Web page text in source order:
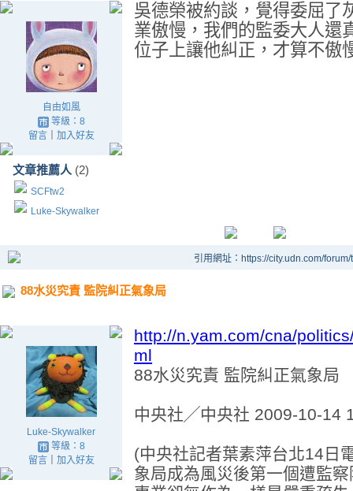
自由如風
等級：8
留言｜ 加入好友
文章推薦人 (2)
SCFtw2
Luke-Skywalker
吳德榮被約談，覺得委屈了
業傲慢，我們的監委大人還
位子上讓他糾正，才算不傲
引用網址：https://city.udn.com/
88水災究責 監院糾正氣象局
Luke-Skywalker
等級：8
留言｜ 加入好友
http://n.yam.com/cna/
ml
88水災究責 監院糾正氣象
中央社╱中央社 2009-10-14
(中央社記者葉素萍台北14日
象局成為風災後第一個遭監